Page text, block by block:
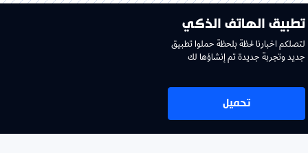
تطبيق الهاتف الذكي
لتصلكم اخبارنا لحظة بلحظة حملوا تطبيق
جديد وتجربة جديدة تم إنشاؤها لك
تحميل